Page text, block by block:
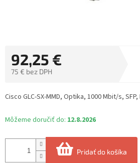
92,25 €
75 € bez DPH
cena:
Môžeme doručiť do: 12.8.2026
Pridať do košíka
Cisco GLC-SX-MMD, Optika, 1000 Mbit/s, SFP,